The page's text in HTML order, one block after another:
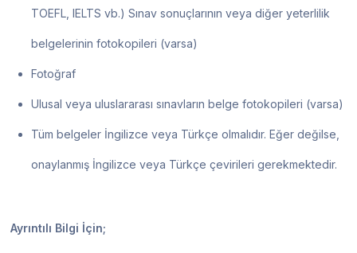
TOEFL, IELTS vb.) Sınav sonuçlarının veya diğer yeterlilik
belgelerinin fotokopileri (varsa)
Fotoğraf
Ulusal veya uluslararası sınavların belge fotokopileri (varsa)
Tüm belgeler İngilizce veya Türkçe olmalıdır. Eğer değilse,
onaylanmış İngilizce veya Türkçe çevirileri gerekmektedir.
Ayrıntılı Bilgi İçin;